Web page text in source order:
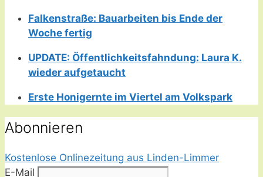
Falkenstraße: Bauarbeiten bis Ende der
Woche fertig
UPDATE: Öffentlichkeitsfahndung: Laura K.
wieder aufgetaucht
Erste Honigernte im Viertel am Volkspark
Abonnieren
Kostenlose Onlinezeitung aus Linden-Limmer
E-Mail